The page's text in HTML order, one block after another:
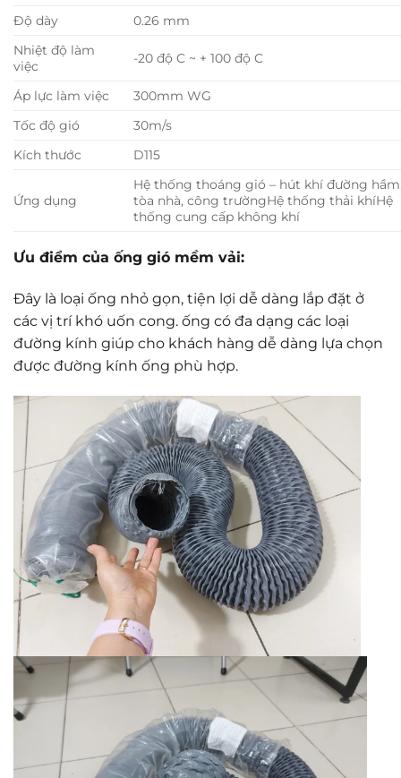
Độ dày
0.26 mm
Nhiệt độ làm
việc
-20 độ C ~ + 100 độ C
Áp lực làm việc
300mm WG
Tốc độ gió
30m/s
Kích thước
D115
Ứng dụng
Hệ thống thoáng gió – hút khí đường
tòa nhà, công trườngHệ thống thải khíHệ
thống cung cấp không khí
Ưu điểm của ống gió mềm vải:
Đây là loại ống nhỏ gọn, tiện lợi dễ dàng lắp đặt ở
các vị trí khó uốn cong. ống có đa dạng các loại
đường kính giúp cho khách hàng dễ dàng lựa chọn
được đường kính ống phù hợp.